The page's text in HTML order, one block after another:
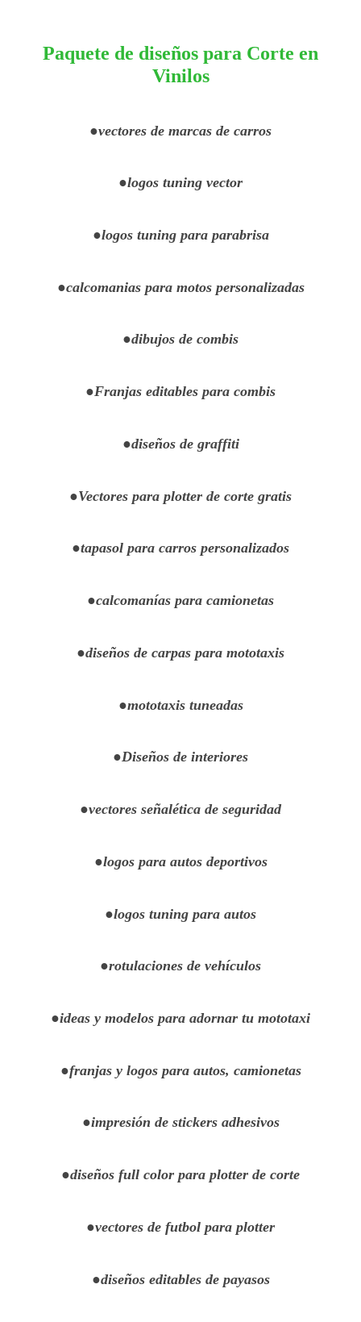
Paquete de diseños para Corte en
Vinilos
●vectores de marcas de carros
●logos tuning vector
●logos tuning para parabrisa
●calcomanias para motos personalizadas
●dibujos de combis
●Franjas editables para combis
●diseños de graffiti
●Vectores para plotter de corte gratis
●tapasol para carros personalizados
●calcomanías para camionetas
●diseños de carpas para mototaxis
●mototaxis tuneadas
●Diseños de interiores
●vectores señalética de seguridad
●logos para autos deportivos
●logos tuning para autos
●rotulaciones de vehículos
●ideas y modelos para adornar tu mototaxi
●franjas y logos para autos, camionetas
●impresión de stickers adhesivos
●diseños full color para plotter de corte
●vectores de futbol para plotter
●diseños editables de payasos